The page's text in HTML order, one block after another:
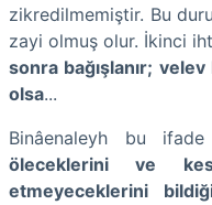
zikredilmemiştir. Bu
zayi olmuş olur. İkinci
sonra bağışlanır;
olsa...
Binâenaleyh bu
öleceklerini ve
etmeyeceklerini